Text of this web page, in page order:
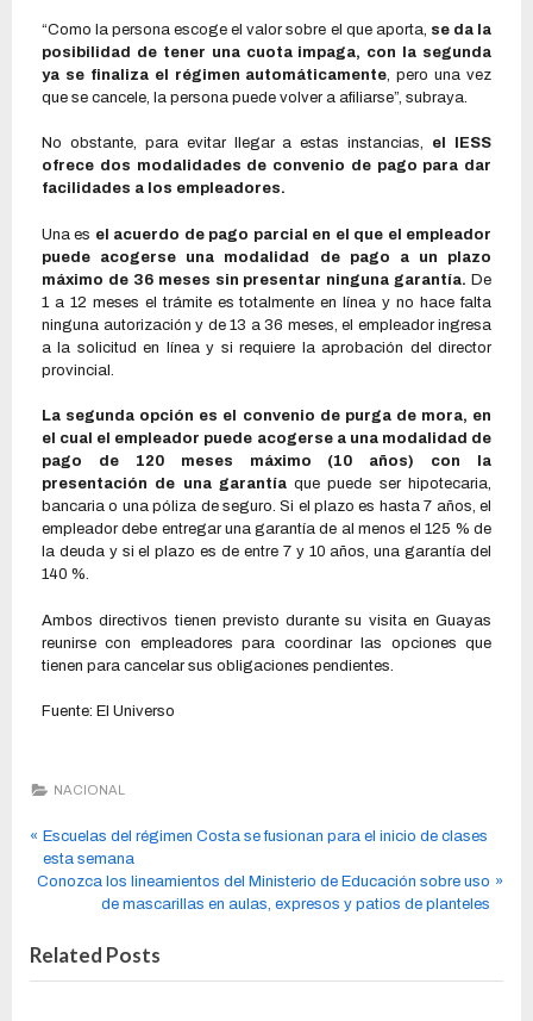
“Como la persona escoge el valor sobre el que aporta, se da la
posibilidad de tener una cuota impaga, con la segunda
ya se finaliza el régimen automáticamente, pero una vez
que se cancele, la persona puede volver a afiliarse”, subraya.
No obstante, para evitar llegar a estas instancias, el IESS
ofrece dos modalidades de convenio de pago para dar
facilidades a los empleadores.
Una es el acuerdo de pago parcial en el que el empleador
puede acogerse una modalidad de pago a un plazo
máximo de 36 meses sin presentar ninguna garantía. De
1 a 12 meses el trámite es totalmente en línea y no hace falta
ninguna autorización y de 13 a 36 meses, el empleador ingresa
a la solicitud en línea y si requiere la aprobación del director
provincial.
La segunda opción es el convenio de purga de mora, en
el cual el empleador puede acogerse a una modalidad de
pago de 120 meses máximo (10 años) con la
presentación de una garantíaque puede ser hipotecaria,
bancaria o una póliza de seguro. Si el plazo es hasta 7 años, el
empleador debe entregar una garantía de al menos el 125 % de
la deuda y si el plazo es de entre 7 y 10 años, una garantía del
140 %.
Ambos directivos tienen previsto durante su visita en Guayas
reunirse con empleadores para coordinar las opciones que
tienen para cancelar sus obligaciones pendientes.
Fuente: El Universo
NACIONAL
Escuelas del régimen Costa se fusionan para el inicio de clases
esta semana
Conozca los lineamientos del Ministerio de Educación sobre uso
de mascarillas en aulas, expresos y patios de planteles
Related Posts